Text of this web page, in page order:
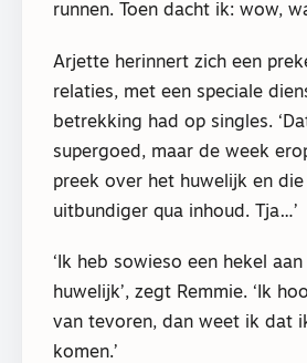
runnen. Toen dacht ik: wow,
Arjette herinnert zich een
relaties, met een speciale
betrekking had op singles.
supergoed, maar de week
preek over het huwelijk en die
uitbundiger qua inhoud. Tja…’
‘Ik heb sowieso een hekel
huwelijk’, zegt Remmie. ‘Ik
van tevoren, dan weet ik dat
komen.’